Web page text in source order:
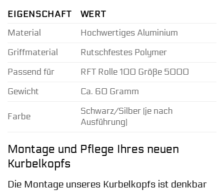
EIGENSCHAFT
WERT
Material
Hochwertiges Aluminium
Griffmaterial
Rutschfestes Polymer
Passend für
RFT Rolle 100 Größe 5000
Gewicht
Ca. 60 Gramm
Farbe
Schwarz/Silber (je nach
Ausführung)
Montage und Pflege Ihres neuen
Kurbelkopfs
Die Montage unseres Kurbelkopfs ist denkbar